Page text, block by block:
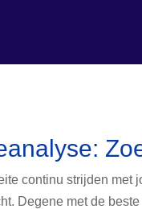
continu strijden met
Degene met de